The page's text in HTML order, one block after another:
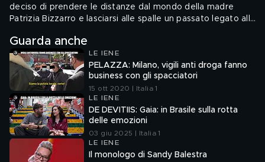
deciso di prendere le distanze dal mondo della madre
Patrizia Bizzarro e lasciarsi alle spalle un passato legato alla
quando Maria lascia l'ex marito, un sodale di un clan oggi in
carcere per associazione a delinquere di stampo
camorristico, per un nuovo uomo . Ma Maria e il fidanzato
hanno davvero cambiato vita come hanno dichiarato alla
nostra Iena?
Guarda anche
LE IENE
PELAZZA: Milano, vigili anti droga fanno
business con gli spacciatori
15 ott 2020 | Italia 1
LE IENE
DE DEVITIIS: Gaia: in Brasile sulla rotta
delle emozioni
03 giu 2025 | Italia 1
LE IENE
Il monologo di Sandy Balestra